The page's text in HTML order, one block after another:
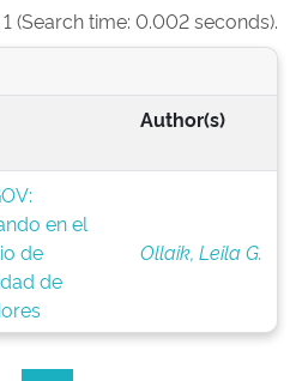
(Search time: 0.002 seconds).
Author(s)
en el
de
de
Ollaik, Leila G.